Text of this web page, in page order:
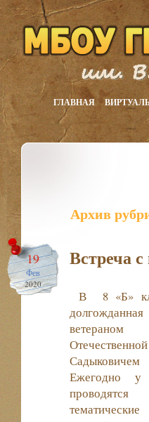
ГЛАВНАЯ
Архив
19
Фев
2020
Встреча
В 8 «Б»
Ежегодно